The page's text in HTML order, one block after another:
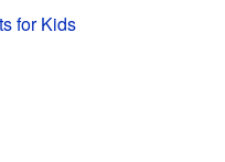
for Kids